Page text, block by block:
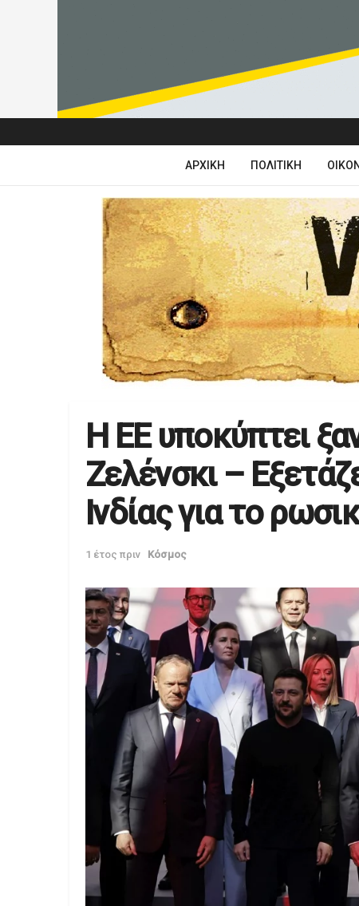
ΑΡΧΙΚΉ ΠΟΛΙΤΙΚΉ
Η ΕΕ υποκύπτει
Ζελένσκι –
Ινδίας για το
1 έτος πριν Κόσμος